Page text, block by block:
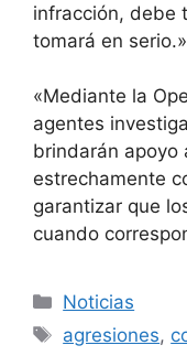
infracción, debe
tomará en serio.»
«Mediante la
agentes
brindarán apoyo
estrechamente
garantizar que
cuando
Categorías
Noticias
Etiquetas
agresiones,